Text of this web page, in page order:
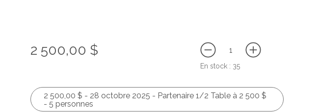
2 500,00 $
En stock : 35
2 500,00 $ - 28 octobre 2025 - Partenaire 1/2 Table à 2 500 $
- 5 personnes